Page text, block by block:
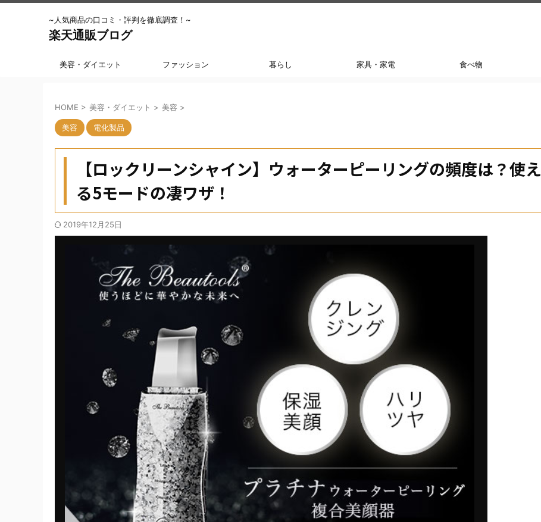
~人気商品の口コミ・評判を徹底調査！~
楽天通販ブログ
美容・ダイエット ファッション 暮らし 家具・家電 食べ物
HOME > 美容・ダイエット > 美容 >
美容 電化製品
【ロックリーンシャイン】ウォーターピーリングの頻度は？使え
る5モードの凄ワザ！
2019年12月25日